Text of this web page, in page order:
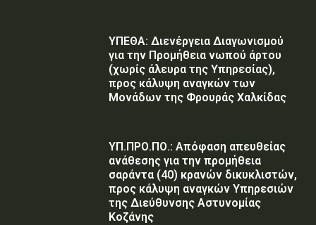
ΥΠΕΘΑ: Διενέργεια Διαγωνισμού
για την Προμήθεια νωπού άρτου
(χωρίς άλευρα της Υπηρεσίας),
προς κάλυψη αναγκών των
Μονάδων της Φρουράς Χαλκίδας
ΥΠ.ΠΡΟ.ΠΟ.: Απόφαση απευθείας
ανάθεσης για την προμήθεια
σαράντα (40) κρανών δικυκλιστών,
προς κάλυψη αναγκών Υπηρεσιών
της Διεύθυνσης Αστυνομίας
Κοζάνης